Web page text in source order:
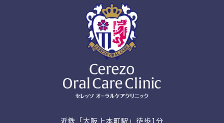
近鉄「大阪上本町駅」徒歩1分